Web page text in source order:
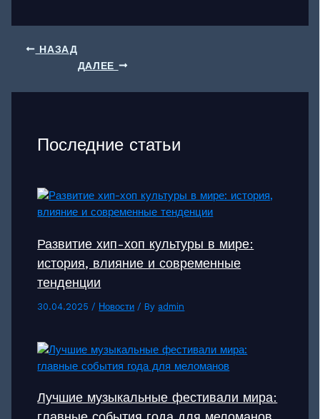
НАЗАД
ДАЛЕЕ
Последние статьи
Развитие хип-хоп культуры в мире:
история, влияние и современные
тенденции
30.04.2025 / Новости / By admin
Лучшие музыкальные фестивали мира: